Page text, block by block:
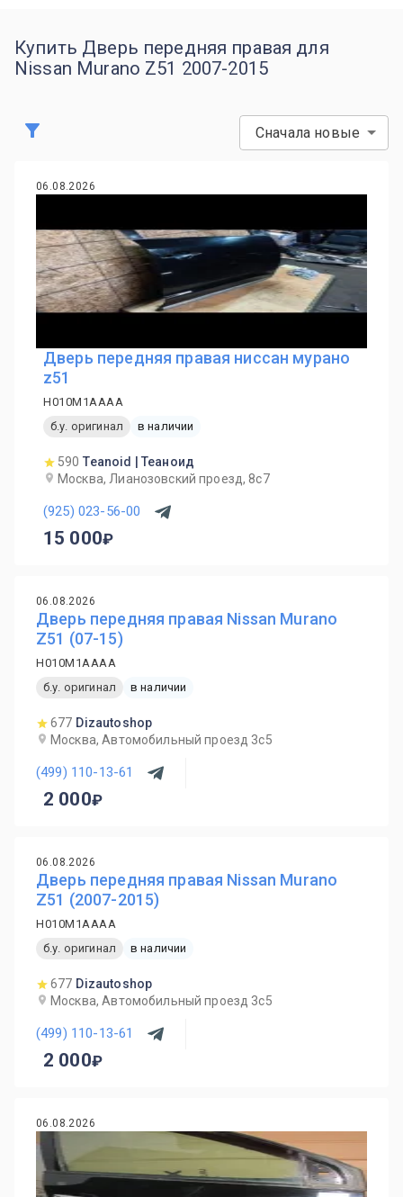
Купить Дверь передняя правая для
Nissan Murano Z51 2007-2015
Сначала новые
06.08.2026
Дверь передняя правая ниссан мурано
z51
H010M1AAAA
б.у. оригинал
в наличии
590 Teanoid | Теаноид
Москва, Лианозовский проезд, 8с7
(925) 023-56-00
15 000
06.08.2026
Дверь передняя правая Nissan Murano
Z51 (07-15)
H010M1AAAA
б.у. оригинал
в наличии
677 Dizautoshop
Москва, Автомобильный проезд 3с5
(499) 110-13-61
2 000
06.08.2026
Дверь передняя правая Nissan Murano
Z51 (2007-2015)
H010M1AAAA
б.у. оригинал
в наличии
677 Dizautoshop
Москва, Автомобильный проезд 3с5
(499) 110-13-61
2 000
06.08.2026